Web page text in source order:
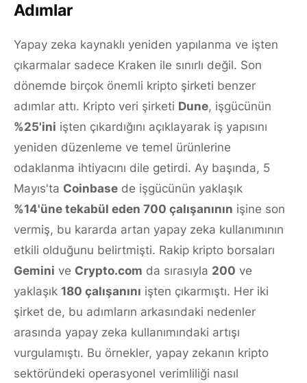
Adımlar
Yapay zeka kaynaklı yeniden yapılanma ve işten
çıkarmalar sadece Kraken ile sınırlı değil. Son
dönemde birçok önemli kripto şirketi benzer
adımlar attı. Kripto veri şirketi Dune, işgücünün
%25'ini işten çıkardığını açıklayarak iş yapısını
yeniden düzenleme ve temel ürünlerine
odaklanma ihtiyacını dile getirdi. Ay başında, 5
Mayıs'ta Coinbase de işgücünün yaklaşık
%14'üne tekabül eden 700 çalışanının işine son
vermiş, bu kararda artan yapay zeka kullanımının
etkili olduğunu belirtmişti. Rakip kripto borsaları
Gemini ve Crypto.com da sırasıyla 200 ve
yaklaşık 180 çalışanını işten çıkarmıştı. Her iki
şirket de, bu adımların arkasındaki nedenler
arasında yapay zeka kullanımındaki artışı
vurgulamıştı. Bu örnekler, yapay zekanın kripto
sektöründeki operasyonel verimliliği nasıl